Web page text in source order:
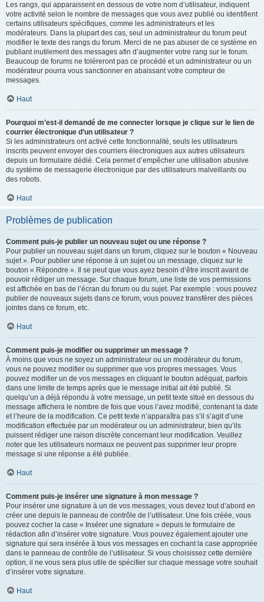
Les rangs, qui apparaissent en dessous de votre nom d’utilisateur, indiquent
votre activité selon le nombre de messages que vous avez publié ou identifient
certains utilisateurs spécifiques, comme les administrateurs et les
modérateurs. Dans la plupart des cas, seul un administrateur du forum peut
modifier le texte des rangs du forum. Merci de ne pas abuser de ce système en
publiant inutilement des messages afin d’augmenter votre rang sur le forum.
Beaucoup de forums ne toléreront pas ce procédé et un administrateur ou un
modérateur pourra vous sanctionner en abaissant votre compteur de
messages.
Haut
Pourquoi m’est-il demandé de me connecter lorsque je clique sur le lien de
courrier électronique d’un utilisateur ?
Si les administrateurs ont activé cette fonctionnalité, seuls les utilisateurs
inscrits peuvent envoyer des courriers électroniques aux autres utilisateurs
depuis un formulaire dédié. Cela permet d’empêcher une utilisation abusive
du système de messagerie électronique par des utilisateurs malveillants ou
des robots.
Haut
Problèmes de publication
Comment puis-je publier un nouveau sujet ou une réponse ?
Pour publier un nouveau sujet dans un forum, cliquez sur le bouton « Nouveau
sujet ». Pour publier une réponse à un sujet ou un message, cliquez sur le
bouton « Répondre ». Il se peut que vous ayez besoin d’être inscrit avant de
pouvoir rédiger un message. Sur chaque forum, une liste de vos permissions
est affichée en bas de l’écran du forum ou du sujet. Par exemple : vous pouvez
publier de nouveaux sujets dans ce forum, vous pouvez transférer des pièces
jointes dans ce forum, etc.
Haut
Comment puis-je modifier ou supprimer un message ?
À moins que vous ne soyez un administrateur ou un modérateur du forum,
vous ne pouvez modifier ou supprimer que vos propres messages. Vous
pouvez modifier un de vos messages en cliquant le bouton adéquat, parfois
dans une limite de temps après que le message initial ait été publié. Si
quelqu’un a déjà répondu à votre message, un petit texte situé en dessous du
message affichera le nombre de fois que vous l’avez modifié, contenant la date
et l’heure de la modification. Ce petit texte n’apparaîtra pas s’il s’agit d’une
modification effectuée par un modérateur ou un administrateur, bien qu’ils
puissent rédiger une raison discrète concernant leur modification. Veuillez
noter que les utilisateurs normaux ne peuvent pas supprimer leur propre
message si une réponse a été publiée.
Haut
Comment puis-je insérer une signature à mon message ?
Pour insérer une signature à un de vos messages, vous devez tout d’abord en
créer une depuis le panneau de contrôle de l’utilisateur. Une fois créée, vous
pouvez cocher la case « Insérer une signature » depuis le formulaire de
rédaction afin d’insérer votre signature. Vous pouvez également ajouter une
signature qui sera insérée à tous vos messages en cochant la case appropriée
dans le panneau de contrôle de l’utilisateur. Si vous choisissez cette dernière
option, il ne vous sera plus utile de spécifier sur chaque message votre souhait
d’insérer votre signature.
Haut